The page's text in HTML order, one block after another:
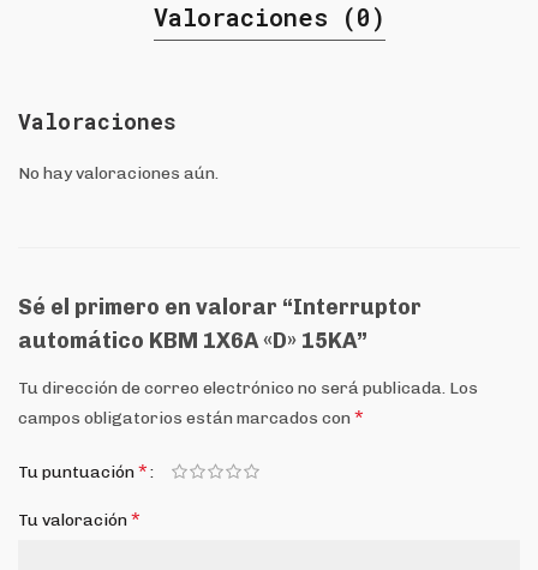
Valoraciones (0)
Valoraciones
No hay valoraciones aún.
Sé el primero en valorar “Interruptor
automático KBM 1X6A «D» 15KA”
Tu dirección de correo electrónico no será publicada. Los
campos obligatorios están marcados con *
Tu puntuación*
Tu valoración*